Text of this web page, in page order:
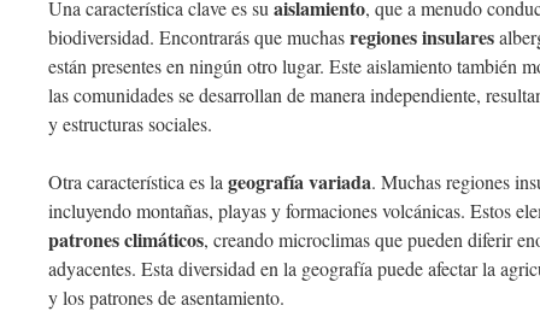
Una característica clave es su aislamiento, que a menudo
biodiversidad. Encontrarás que muchasregiones insulares
están presentes en ningún otro lugar. Este aislamiento también
las comunidades se desarrollan de manera independiente,
y estructuras sociales.
Otra característica es la geografía variada. Muchas regiones
incluyendo montañas, playas y formaciones volcánicas. Estos
patrones climáticos, creando microclimas que pueden diferir
adyacentes. Esta diversidad en la geografía puede afectar la
y los patrones de asentamiento.